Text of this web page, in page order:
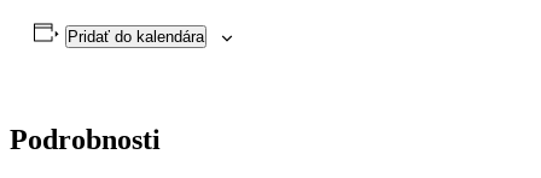
Pridať do kalendára
Podrobnosti